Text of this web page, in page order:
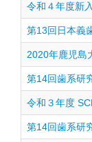
令和４年度新
第13回日本義
2020年鹿児島
第14回歯系研
令和３年度
第14回歯系研